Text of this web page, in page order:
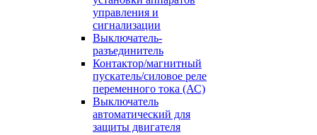
управления и
сигнализации
Выключатель-
разъединитель
Контактор/магнитный
пускатель/силовое реле
переменного тока (АС)
Выключатель
автоматический для
защиты двигателя